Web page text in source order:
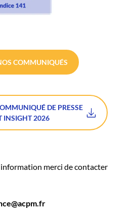
COMMUNIQUÉS
DE PRESSE
INSIGHT 2026
merci de contacter